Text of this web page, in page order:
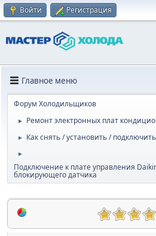
Войти Регистрация
Главное меню
Форум Холодильщиков
► Ремонт электронных плат
► Как снять / установить /
►
Подключение к плате управления
блокирующего датчика